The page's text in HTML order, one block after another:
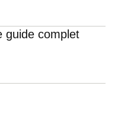
guide complet